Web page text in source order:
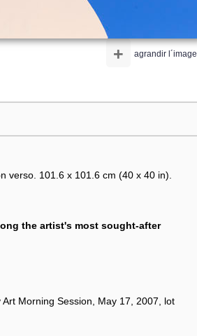
agrandir l´image
+
verso. 101.6 x 101.6 cm (40 x 40 in).
the artist's most sought-after
Art Morning Session, May 17, 2007, lot